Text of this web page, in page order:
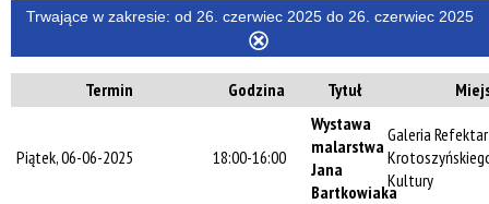
Szukana fraza
Kategoria
Trwające w zakresie: od 26. czerwiec 2025 do 26. czerwiec 2025
filtr
Termin Godzina Tytuł
Piątek, 06-06-2025 18:00-16:00
Wystawa
malarstwa
Jana
Bartkowiaka
Galeria
Kultury